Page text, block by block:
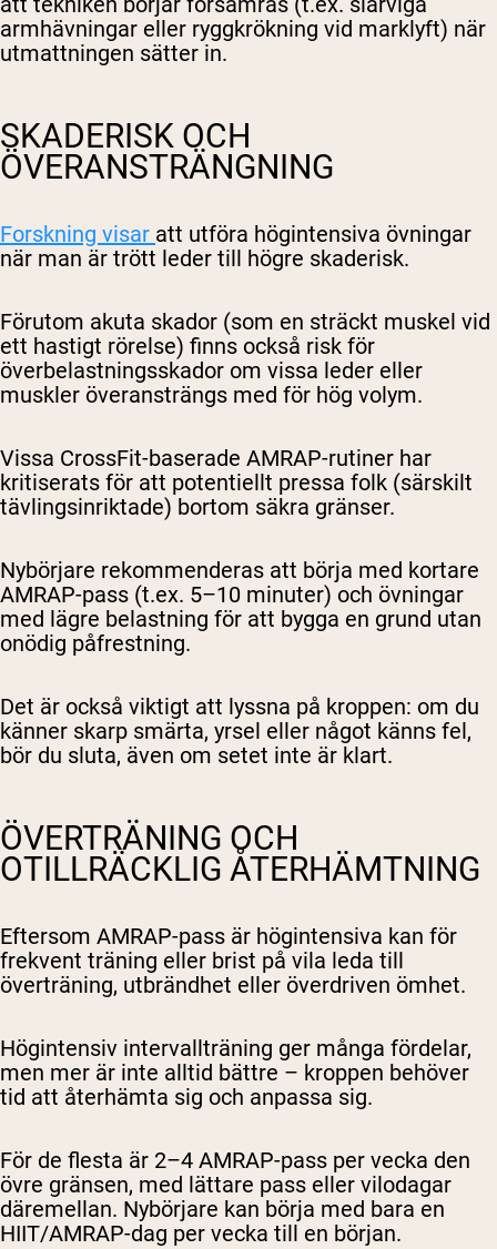
armhävningar eller ryggkrökning vid marklyft) när
utmattningen sätter in.
SKADERISK OCH
ÖVERANSTRÄNGNING
Forskning visar att utföra högintensiva övningar
när man är trött leder till högre skaderisk.
Förutom akuta skador (som en sträckt muskel vid
ett hastigt rörelse) finns också risk för
överbelastningsskador om vissa leder eller
muskler överansträngs med för hög volym.
Vissa CrossFit-baserade AMRAP-rutiner har
kritiserats för att potentiellt pressa folk (särskilt
tävlingsinriktade) bortom säkra gränser.
Nybörjare rekommenderas att börja med kortare
AMRAP-pass (t.ex. 5–10 minuter) och övningar
med lägre belastning för att bygga en grund utan
onödig påfrestning.
Det är också viktigt att lyssna på kroppen: om du
känner skarp smärta, yrsel eller något känns fel,
bör du sluta, även om setet inte är klart.
ÖVERTRÄNING OCH
OTILLRÄCKLIG ÅTERHÄMTNING
Eftersom AMRAP-pass är högintensiva kan för
frekvent träning eller brist på vila leda till
överträning, utbrändhet eller överdriven ömhet.
Högintensiv intervallträning ger många fördelar,
men mer är inte alltid bättre – kroppen behöver
tid att återhämta sig och anpassa sig.
För de flesta är 2–4 AMRAP-pass per vecka den
övre gränsen, med lättare pass eller vilodagar
däremellan. Nybörjare kan börja med bara en
HIIT/AMRAP-dag per vecka till en början.